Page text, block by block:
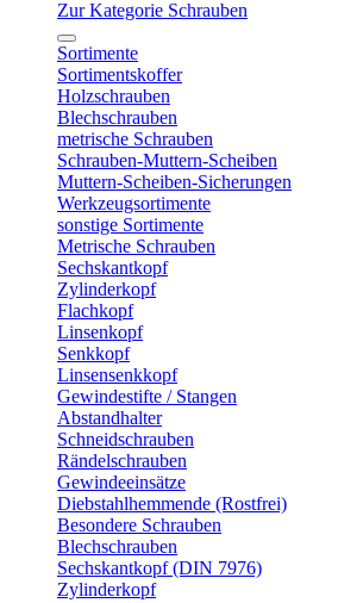
Zur Kategorie Schrauben
Sortimente
Sortimentskoffer
Holzschrauben
Blechschrauben
metrische Schrauben
Schrauben-Muttern-Scheiben
Muttern-Scheiben-Sicherungen
Werkzeugsortimente
sonstige Sortimente
Metrische Schrauben
Sechskantkopf
Zylinderkopf
Flachkopf
Linsenkopf
Senkkopf
Linsensenkkopf
Gewindestifte / Stangen
Abstandhalter
Schneidschrauben
Rändelschrauben
Gewindeeinsätze
Diebstahlhemmende (Rostfrei)
Besondere Schrauben
Blechschrauben
Sechskantkopf (DIN 7976)
Zylinderkopf